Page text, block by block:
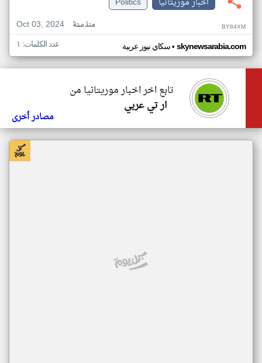
Oct 03, 2024
منذ سنة BY84XM
سكاي نيوز عربية• skynewsarabia.com عدد الكلمات: ١
تابع اخر اخبار موريتانيا من
ار تي عربي
مصادر أخرى